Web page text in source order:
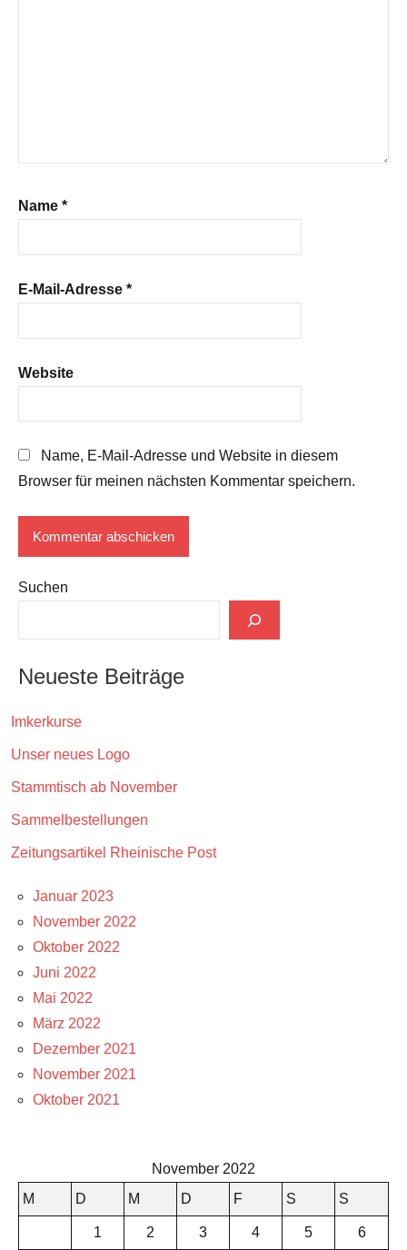
Name *
E-Mail-Adresse *
Website
Name, E-Mail-Adresse und Website in diesem
Browser für meinen nächsten Kommentar speichern.
Suchen
Neueste Beiträge
Imkerkurse
Unser neues Logo
Stammtisch ab November
Sammelbestellungen
Zeitungsartikel Rheinische Post
Januar 2023
November 2022
Oktober 2022
Juni 2022
Mai 2022
März 2022
Dezember 2021
November 2021
Oktober 2021
November 2022
M
D M D F S S
1 2 3 4 5 6